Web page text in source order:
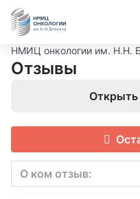
НМИЦ онкологии им. Н.Н.
Отзывы
О ком отзыв: